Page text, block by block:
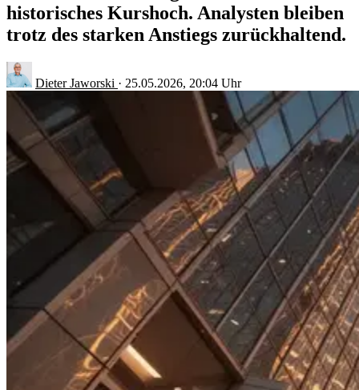
historisches Kurshoch. Analysten bleiben
trotz des starken Anstiegs zurückhaltend.
Dieter Jaworski · 25.05.2026, 20:04 Uhr